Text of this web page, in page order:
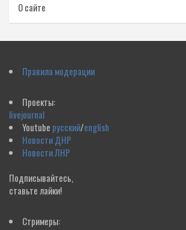
О сайте
Правила модерации
Проекты:
livejournal
Youtube русский/english
Новости ДНР
Новости ЛНР
Подписывайтесь,
ставьте лайки!
Стримеры: